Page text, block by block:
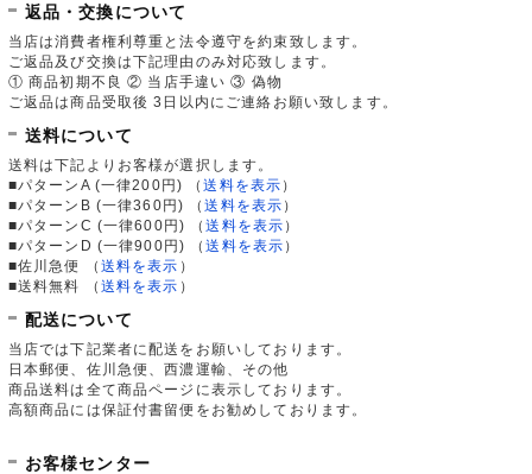
返品・交換について
当店は消費者権利尊重と法令遵守を約束致します。
ご返品及び交換は下記理由のみ対応致します。
① 商品初期不良 ② 当店手違い ③ 偽物
ご返品は商品受取後 3日以内にご連絡お願い致します。
送料について
送料は下記よりお客様が選択します。
■パターンA (一律200円)
（送料を表示 ）
■パターンB (一律360円)
（送料を表示 ）
■パターンC (一律600円)
（送料を表示 ）
■パターンD (一律900円)
（送料を表示 ）
■佐川急便
（ 送料を表示 ）
■送料無料
（ 送料を表示 ）
配送について
当店では下記業者に配送をお願いしております。
日本郵便、佐川急便、西濃運輸、その他
商品送料は全て商品ページに表示しております。
高額商品には保証付書留便をお勧めしております。
お客様センター